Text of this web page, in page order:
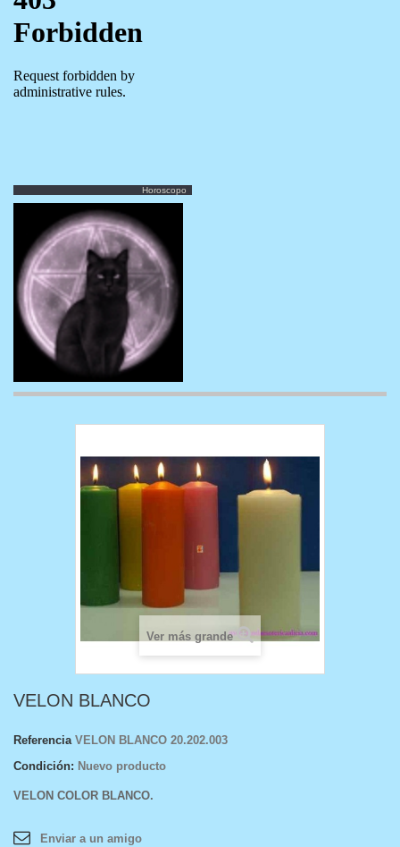
Horoscopo
Ver más grande
VELON BLANCO
Referencia VELON BLANCO 20.202.003
Condición: Nuevo producto
VELON COLOR BLANCO .
Enviar a un amigo